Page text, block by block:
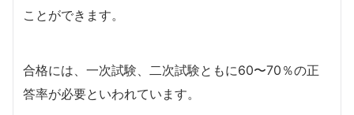
ことができます。
合格には、一次試験、二次試験ともに60〜70％の正
答率が必要といわれています。